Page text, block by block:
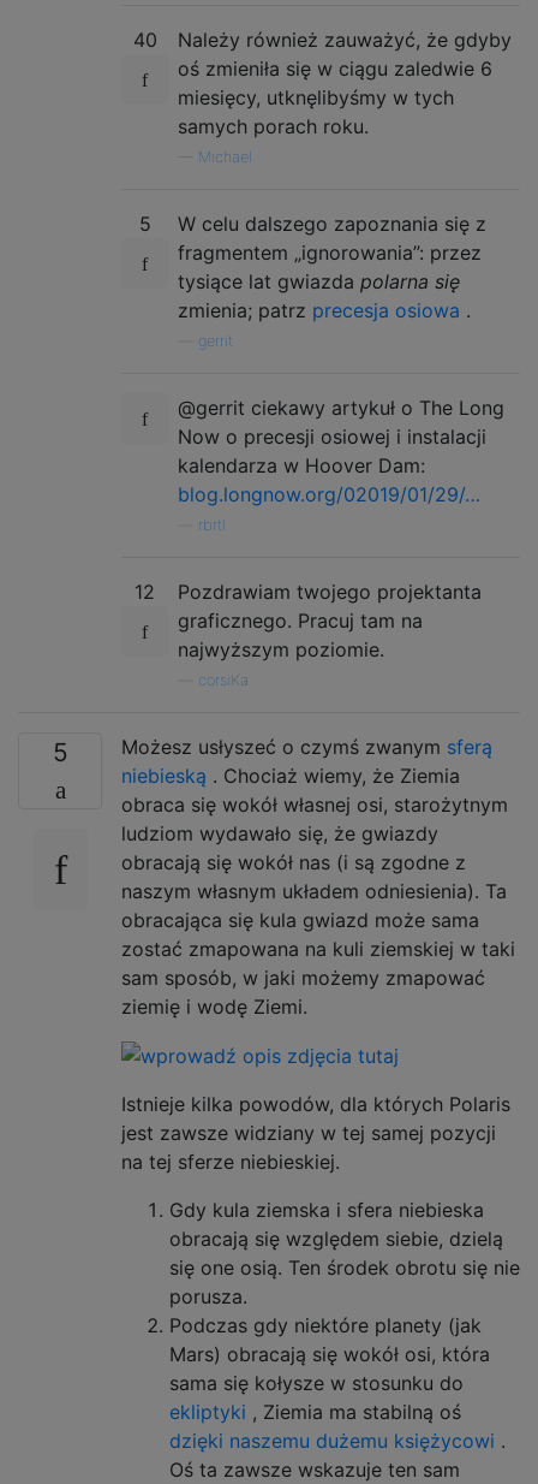
40
Należy również zauważyć, że gdyby
oś zmieniła się w ciągu zaledwie 6
miesięcy, utknęlibyśmy w tych
samych porach roku.
Michael
5
W celu dalszego zapoznania się z
fragmentem „ignorowania”: przez
tysiące lat gwiazda polarna się
zmienia; patrz precesja osiowa .
gerrit
@gerrit ciekawy artykuł o The Long
Now o precesji osiowej i instalacji
kalendarza w Hoover Dam:
blog.longnow.org/02019/01/29/…
rbrtl
12
Pozdrawiam twojego projektanta
graficznego. Pracuj tam na
najwyższym poziomie.
corsiKa
5 Możesz usłyszeć o czymś zwanym sferą
niebieską . Chociaż wiemy, że Ziemia
obraca się wokół własnej osi, starożytnym
ludziom wydawało się, że gwiazdy
obracają się wokół nas (i są zgodne z
naszym własnym układem odniesienia). Ta
obracająca się kula gwiazd może sama
zostać zmapowana na kuli ziemskiej w taki
sam sposób, w jaki możemy zmapować
ziemię i wodę Ziemi.
Istnieje kilka powodów, dla których Polaris
jest zawsze widziany w tej samej pozycji
na tej sferze niebieskiej.
Gdy kula ziemska i sfera niebieska
obracają się względem siebie, dzielą
się one osią. Ten środek obrotu się nie
porusza.
Podczas gdy niektóre planety (jak
Mars) obracają się wokół osi, która
sama się kołysze w stosunku do
ekliptyki , Ziemia ma stabilną oś
dzięki naszemu dużemu księżycowi .
Oś ta zawsze wskazuje ten sam